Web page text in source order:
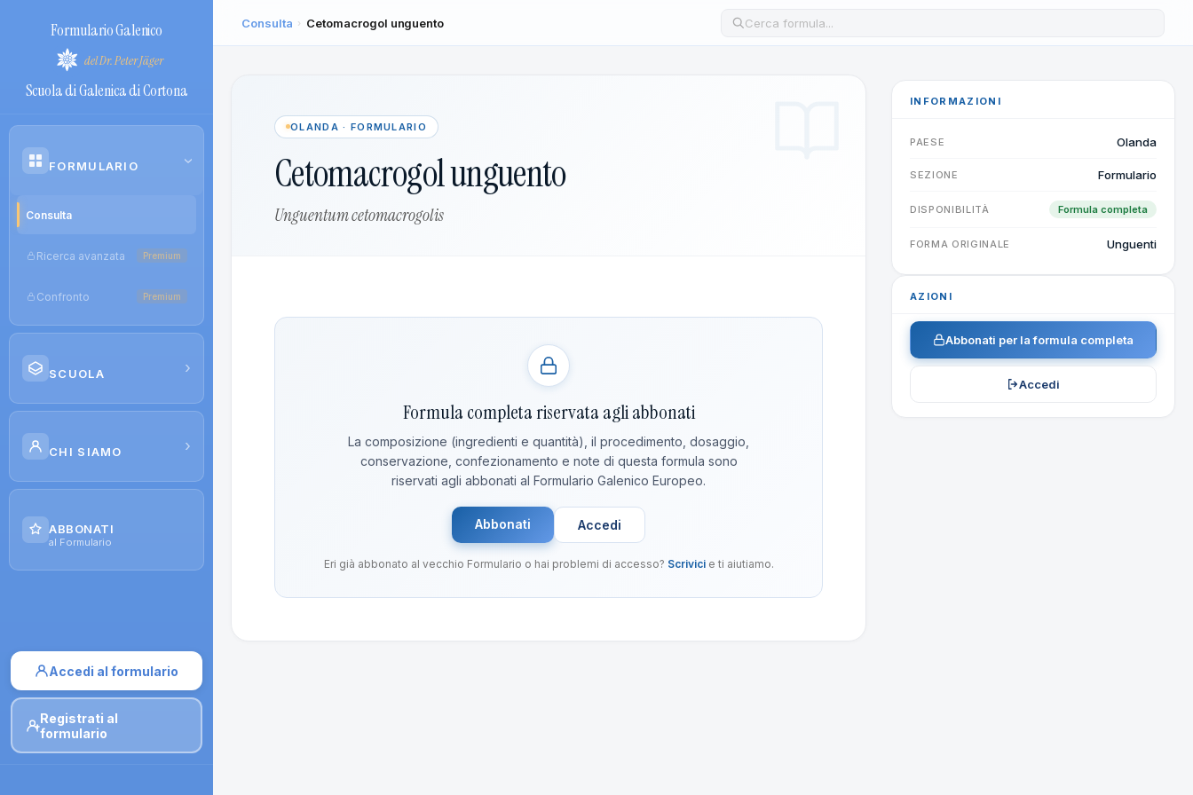
Formulario Galenico
del Dr. Peter Jäger
Scuola di Galenica di Cortona
FORMULARIO ›
Consulta
Ricerca avanzata Premium
Confronto Premium
SCUOLA ›
Corsi
Moduli di iscrizione
CHI SIAMO ›
Contatti
ABBONATI
al Formulario
Accedi al formulario
Registrati al
formulario
Consulta › Cetomacrogol unguento Cerca una formula nel database
OLANDA · FORMULARIO
Cetomacrogol unguento
Unguentum cetomacrogolis
Formula completa riservata agli abbonati
La composizione (ingredienti e quantità), il procedimento, dosaggio,
conservazione, confezionamento e note di questa formula sono
riservati agli abbonati al Formulario Galenico Europeo.
Abbonati Accedi
Eri già abbonato al vecchio Formulario o hai problemi di accesso? Scrivicie ti aiutiamo.
INFORMAZIONI
PAESE Olanda
SEZIONE Formulario
DISPONIBILITÀ Formula completa
FORMA ORIGINALE Unguenti
AZIONI
Abbonati per la formula completa
Accedi